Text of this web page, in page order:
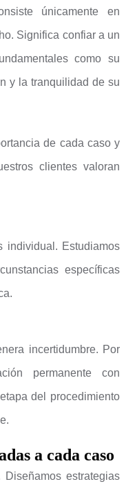
únicamente en
Significa confiar a un
como su
y la tranquilidad de su
de cada caso y
clientes valoran
individual. Estudiamos
específicas
incertidumbre. Por
permanente con
del procedimiento
a cada caso
estrategias